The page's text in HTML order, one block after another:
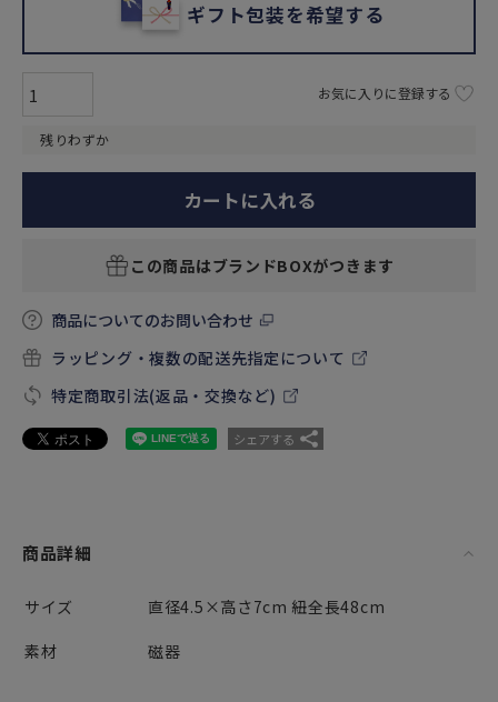
ギフト包装を希望する
残りわずか
お気に入りに登録する
カートに入れる
この商品はブランドBOXがつきます
商品についてのお問い合わせ
ラッピング・複数の配送先指定について
特定商取引法(返品・交換など)
シェアする
商品詳細
サイズ
直径4.5×高さ7cm 紐全長48cm
素材
磁器